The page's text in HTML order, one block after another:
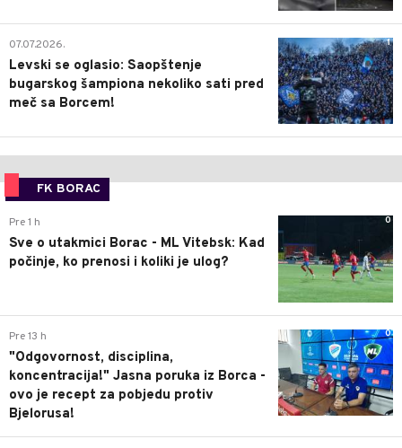
1
07.07.2026.
Levski se oglasio: Saopštenje
bugarskog šampiona nekoliko sati pred
meč sa Borcem!
FK BORAC
0
Pre 1 h
Sve o utakmici Borac - ML Vitebsk: Kad
počinje, ko prenosi i koliki je ulog?
0
Pre 13 h
"Odgovornost, disciplina,
koncentracija!" Jasna poruka iz Borca -
ovo je recept za pobjedu protiv
Bjelorusa!